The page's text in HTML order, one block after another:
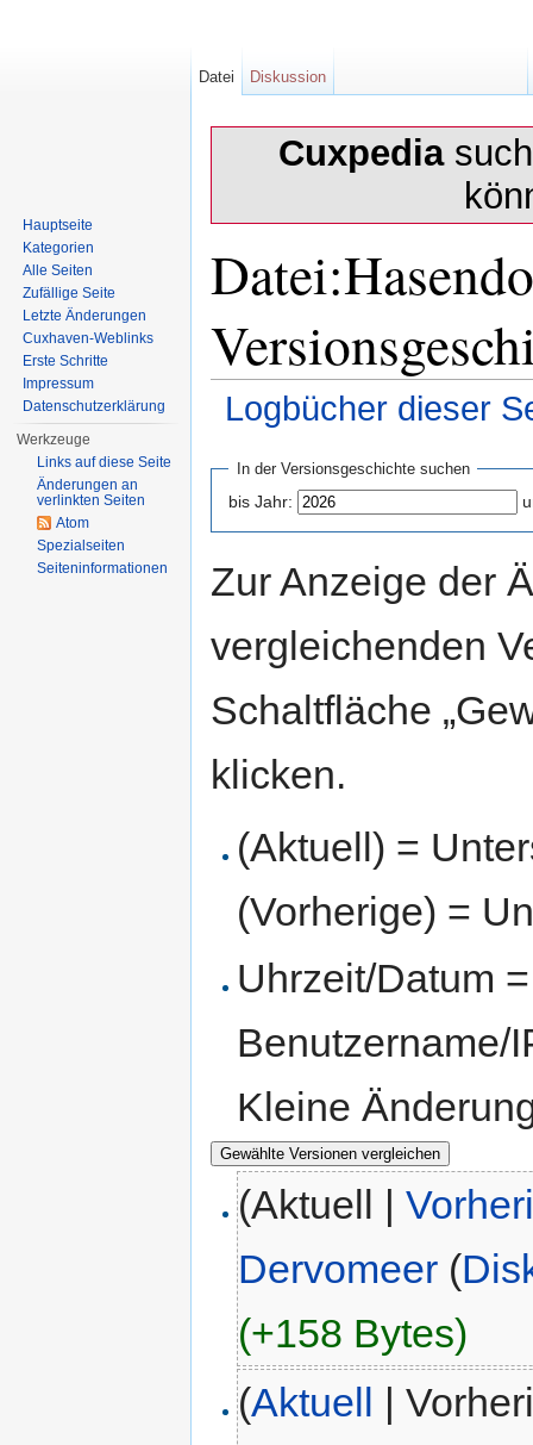
Cuxpedia
Logbücher dieser
In der Versionsgeschichte suchen
bis Jahr:
Zur Anzeige der
vergleichenden
Schaltfläche
klicken.
(Aktuell) =
(Vorherige) =
Uhrzeit/Datum
Benutzername/
Kleine
(Aktuell |
Dervomeer (
(+158 Bytes)
(Aktuell |
Datei Diskussion
Hauptseite
Kategorien
Alle Seiten
Zufällige Seite
Letzte Änderungen
Cuxhaven-Weblinks
Erste Schritte
Impressum
Datenschutzerklärung
Werkzeuge
Links auf diese Seite
Änderungen an
verlinkten Seiten
Atom
Spezialseiten
Seiten­informationen